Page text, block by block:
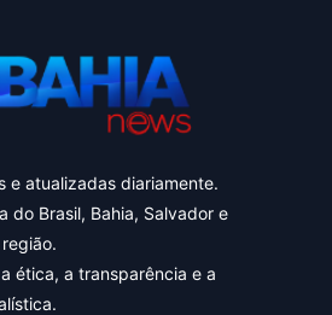
e atualizadas diariamente.
do Brasil, Bahia, Salvador e
ética, a transparência e a